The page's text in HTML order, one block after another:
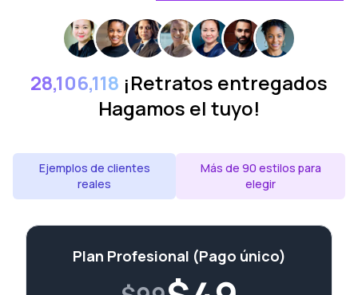
28,106,118 ¡Retratos entregados
Hagamos el tuyo!
Ejemplos de clientes
reales
Más de 90 estilos para
elegir
Plan Profesional (Pago único)